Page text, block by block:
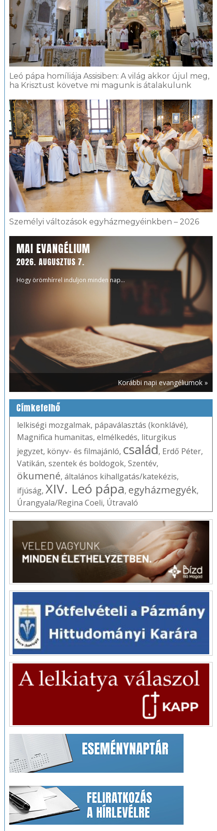
Leó pápa homíliája Assisiben: A világ akkor újul meg,
ha Krisztust követve mi magunk is átalakulunk
Személyi változások egyházmegyéinkben – 2026
MAI EVANGÉLIUM
2026. AUGUSZTUS 7.
Hogy örömhírrel induljon minden nap...
Korábbi napi evangéliumok »
Címkefelhő
lelkiségi mozgalmak, pápaválasztás (konklávé),
Magnifica humanitas, elmélkedés, liturgikus
jegyzet, könyv- és filmajánló, család, Erdő Péter,
Vatikán, szentek és boldogok, Szentév,
ökumené, általános kihallgatás/katekézis,
ifjúság, XIV. Leó pápa, egyházmegyék,
Úrangyala/Regina Coeli, Útravaló